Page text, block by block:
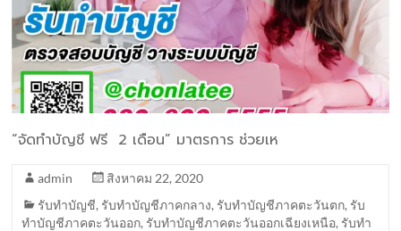
“จัดทำบัญชี ฟรี 2 เดือน” มาตรการ ช่วยเห
admin
สิงหาคม 22, 2020
รับทำบัญชี, รับทำบัญชีภาคกลาง, รับทำบัญชีภาคตะวันตก, รับ
ทำบัญชีภาคตะวันออก, รับทำบัญชีภาคตะวันออกเฉียงเหนือ, รับทำ